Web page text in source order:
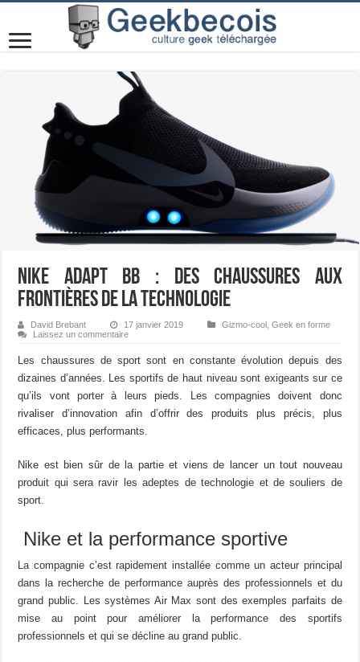
Nike Adapt BB : des chaussures aux
frontières de la technologie
David Brebant 17 janvier 2019 Gizmo-cool, Geek en forme
Laissez un commentaire
Les chaussures de sport sont en constante évolution depuis des
dizaines d’années. Les sportifs de haut niveau sont exigeants sur ce
qu’ils vont porter à leurs pieds. Les compagnies doivent donc
rivaliser d’innovation afin d’offrir des produits plus précis, plus
efficaces, plus performants.
Nike est bien sûr de la partie et viens de lancer un tout nouveau
produit qui sera ravir les adeptes de technologie et de souliers de
sport.
Nike et la performance sportive
La compagnie c’est rapidement installée comme un acteur principal
dans la recherche de performance auprès des professionnels et du
grand public. Les systèmes Air Max sont des exemples parfaits de
mise au point pour améliorer la performance des sportifs
professionnels et qui se décline au grand public.